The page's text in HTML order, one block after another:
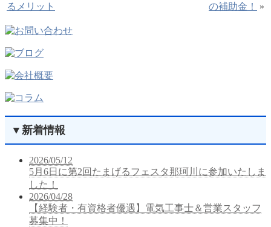
るメリット
の補助金！
»
▼ 新着情報
2026/05/12
5月6日に第2回たまげるフェスタ那珂川に参加いたしま
した！
2026/04/28
【経験者・有資格者優遇】電気工事士＆営業スタッフ
募集中！